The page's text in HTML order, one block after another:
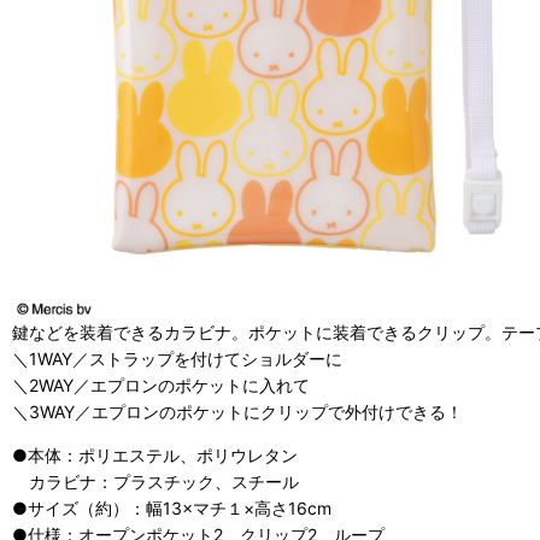
鍵などを装着できるカラビナ。ポケットに装着できるクリップ。テー
＼1WAY／ストラップを付けてショルダーに
＼2WAY／エプロンのポケットに入れて
＼3WAY／エプロンのポケットにクリップで外付けできる！
●本体：ポリエステル、ポリウレタン
カラビナ：プラスチック、スチール
●サイズ（約）：幅13×マチ１×高さ16cm
●仕様：オープンポケット2、クリップ2、ループ、